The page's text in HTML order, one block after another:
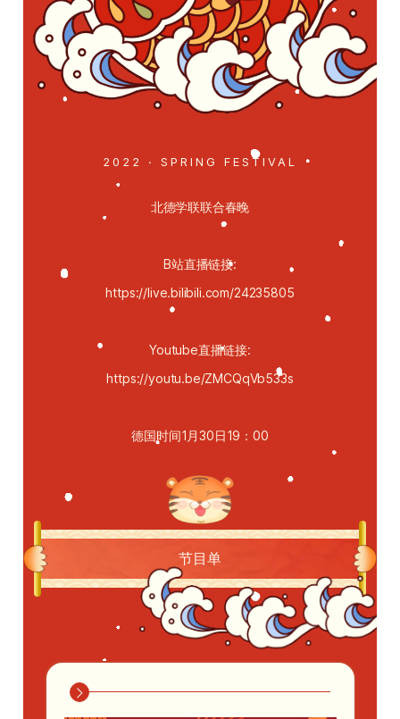
2022 · SPRING FESTIVAL
北德学联联合春晚
B站直播链接:
https://live.bilibili.com/24235805
Youtube直播链接:
https://youtu.be/ZMCQqVb533s
德国时间1月30日19：00
节目单